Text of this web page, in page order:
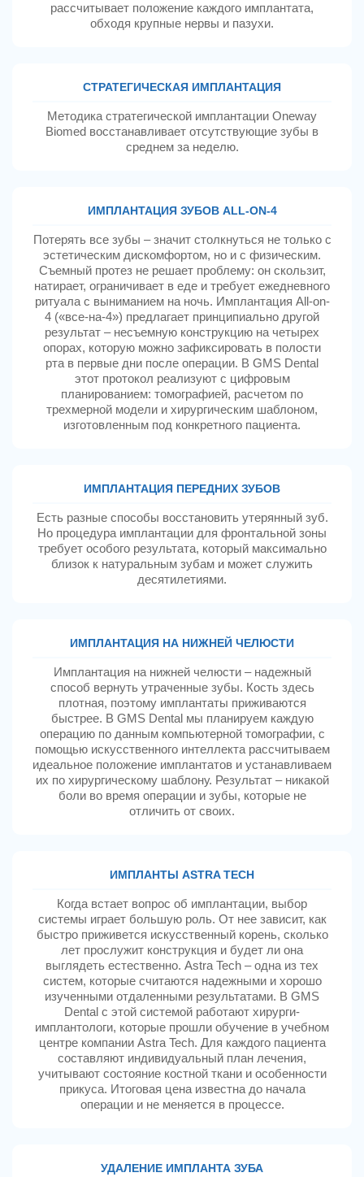
рассчитывает положение каждого имплантата,
обходя крупные нервы и пазухи.
CТРАТЕГИЧЕСКАЯ ИМПЛАНТАЦИЯ
Методика стратегической имплантации Oneway
Biomed восстанавливает отсутствующие зубы в
среднем за неделю.
ИМПЛАНТАЦИЯ ЗУБОВ ALL-ON-4
Потерять все зубы – значит столкнуться не только с
эстетическим дискомфортом, но и с физическим.
Съемный протез не решает проблему: он скользит,
натирает, ограничивает в еде и требует ежедневного
ритуала с выниманием на ночь. Имплантация All-on-
4 («все-на-4») предлагает принципиально другой
результат – несъемную конструкцию на четырех
опорах, которую можно зафиксировать в полости
рта в первые дни после операции. В GMS Dental
этот протокол реализуют с цифровым
планированием: томографией, расчетом по
трехмерной модели и хирургическим шаблоном,
изготовленным под конкретного пациента.
ИМПЛАНТАЦИЯ ПЕРЕДНИХ ЗУБОВ
Есть разные способы восстановить утерянный зуб.
Но процедура имплантации для фронтальной зоны
требует особого результата, который максимально
близок к натуральным зубам и может служить
десятилетиями.
ИМПЛАНТАЦИЯ НА НИЖНЕЙ ЧЕЛЮСТИ
Имплантация на нижней челюсти – надежный
способ вернуть утраченные зубы. Кость здесь
плотная, поэтому имплантаты приживаются
быстрее. В GMS Dental мы планируем каждую
операцию по данным компьютерной томографии, с
помощью искусственного интеллекта рассчитываем
идеальное положение имплантатов и устанавливаем
их по хирургическому шаблону. Результат – никакой
боли во время операции и зубы, которые не
отличить от своих.
ИМПЛАНТЫ ASTRA TECH
Когда встает вопрос об имплантации, выбор
системы играет большую роль. От нее зависит, как
быстро приживется искусственный корень, сколько
лет прослужит конструкция и будет ли она
выглядеть естественно. Astra Tech – одна из тех
систем, которые считаются надежными и хорошо
изученными отдаленными результатами. В GMS
Dental с этой системой работают хирурги-
имплантологи, которые прошли обучение в учебном
центре компании Astra Tech. Для каждого пациента
составляют индивидуальный план лечения,
учитывают состояние костной ткани и особенности
прикуса. Итоговая цена известна до начала
операции и не меняется в процессе.
УДАЛЕНИЕ ИМПЛАНТА ЗУБА